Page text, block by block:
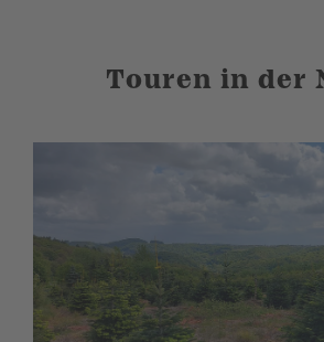
Touren in der